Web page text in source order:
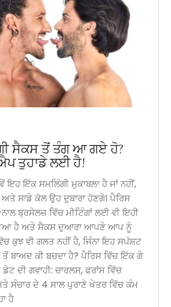
ਸੈਕਸ ਤੋਂ ਤੰਗ ਆ ਗਏ ਹੋ?
ਤੁਹਾਡੇ ਲਈ ਹੈ!
ਇਹ ਇੱਕ ਸਮਲਿੰਗੀ ਮੁਕਾਬਲਾ ਹੈ ਜਾਂ ਨਹੀਂ,
ਸਾਡੇ ਕੋਲ ਉਹ ਦੁਬਾਰਾ ਹੋਣਗੇ। ਪੈਰਿਸ
ਨਾਲ ਬ੍ਰਸੇਲਜ਼ ਵਿੱਚ ਮੀਟਿੰਗਾਂ ਲਈ ਵੀ ਇਹੀ
ਹੈ ਅਤੇ ਸੈਕਸ ਦੁਆਰਾ ਆਪਣੇ ਆਪ ਨੂੰ
ਕੁਝ ਵੀ ਗਲਤ ਨਹੀਂ ਹੈ, ਜਿੰਨਾ ਇਹ ਸਪੱਸ਼ਟ
ਬਾਅਦ ਕੀ ਬਚਦਾ ਹੈ? ਪੈਰਿਸ ਵਿੱਚ ਇੱਕ ਗੇ
ਡੇਟ ਦੀ ਗਵਾਹੀ: ਚਾਰਲਸ, ਫਰਾਂਸ ਵਿੱਚ
ਸੰਚਾਰ ਦੇ 4 ਸਾਲ ਪੁਰਾਣੇ ਖੇਤਰ ਵਿੱਚ ਕੰਮ
ਹੈ